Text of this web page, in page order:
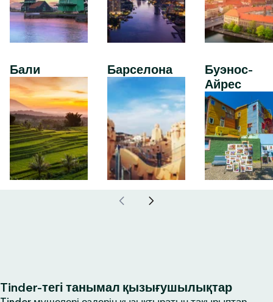
Бали Барселона
Буэнос-
Айрес
Tinder-тегі танымал қызығушылықтар